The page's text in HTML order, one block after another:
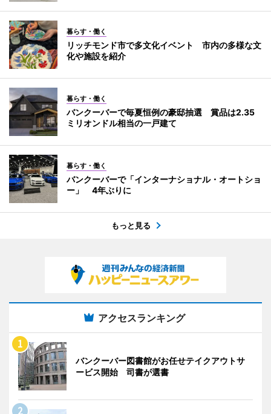
暮らす・働く
リッチモンド市で多文化イベント 市内の多様な文
化や施設を紹介
暮らす・働く
バンクーバーで毎夏恒例の豪邸抽選 賞品は2.35
ミリオンドル相当の一戸建て
暮らす・働く
バンクーバーで「インターナショナル・オートショ
ー」 4年ぶりに
もっと見る
アクセスランキング
バンクーバー図書館がお任せテイクアウトサ
ービス開始 司書が選書